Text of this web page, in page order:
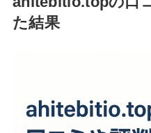
た結果